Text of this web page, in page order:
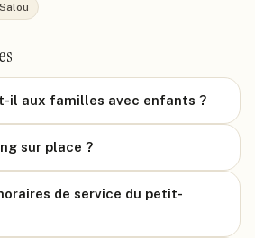
il aux familles avec enfants ?
sur place ?
de service du petit-